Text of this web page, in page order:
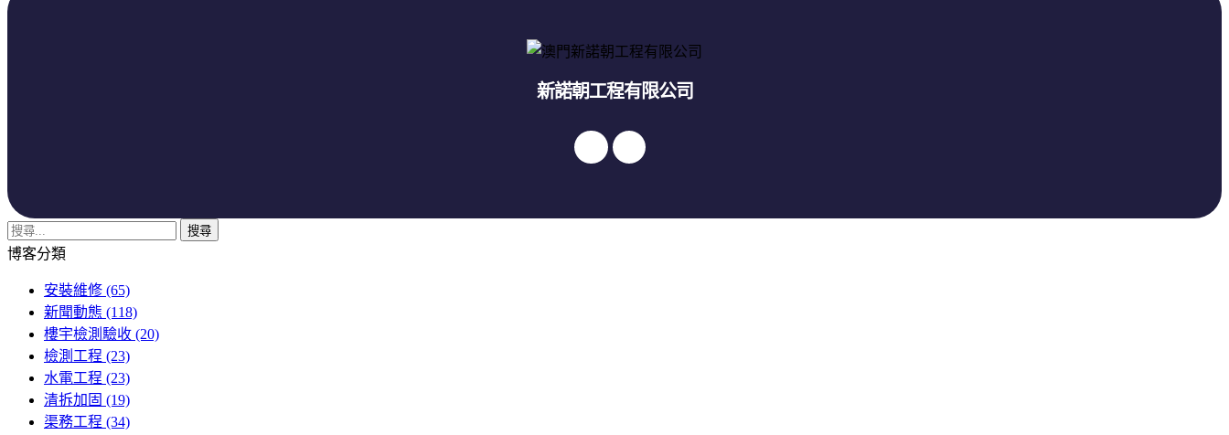
新諾朝工程有限公司
博客分類
安裝維修 (65)
新聞動態 (118)
樓宇檢測驗收 (20)
檢測工程 (23)
水電工程 (23)
清拆加固 (19)
渠務工程 (34)